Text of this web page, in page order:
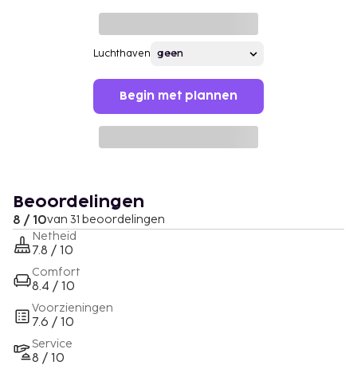
Luchthaven
Begin met plannen
Beoordelingen
8 / 10van 31 beoordelingen
Netheid
7.8 / 10
Comfort
8.4 / 10
Voorzieningen
7.6 / 10
Service
8 / 10